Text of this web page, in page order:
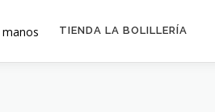
TIENDA LA BOLILLERÍA